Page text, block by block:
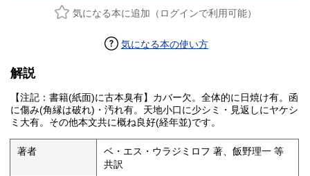
気になる本に追加（ログインで利用可能）
気になる本の使い方
解説
【注記：書籍(紙面)に古本臭有】カバー欠。全体的に日焼け有。函
に傷み(角縁は破れ)・汚れ有。天地小口に少シミ・見返しにヤケシ
ミ大有。その他本文共に概ね良好(経年並)です。
著者
ベ・エス・ウラジミロフ 著、飯野理一 等
共訳